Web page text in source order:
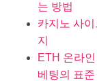
는 방법
카지노 사
지
ETH 온라
베팅의 표준